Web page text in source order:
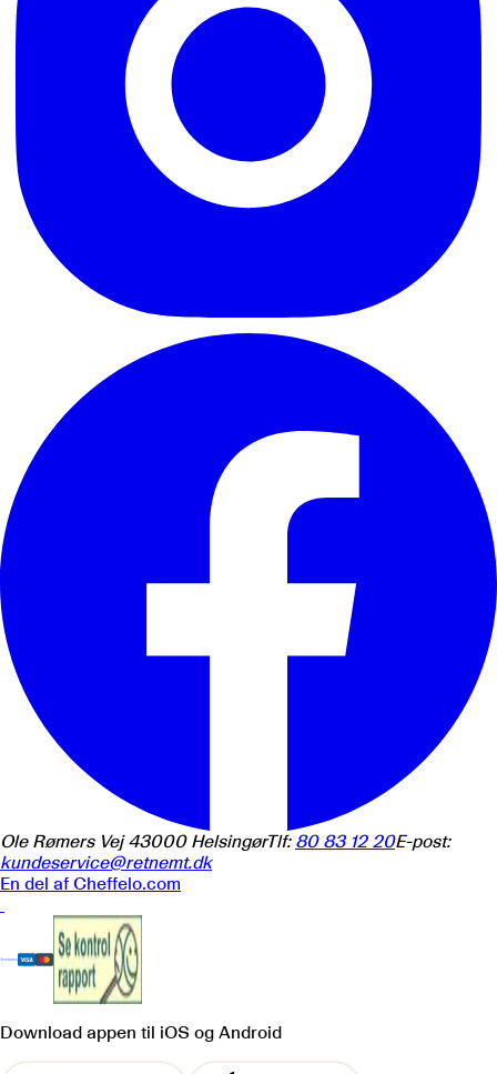
Ole Rømers Vej 43000 HelsingørTlf: 80 83 12 20E-post:
kundeservice@retnemt.dk
En del af Cheffelo.com
Download appen til iOS og Android